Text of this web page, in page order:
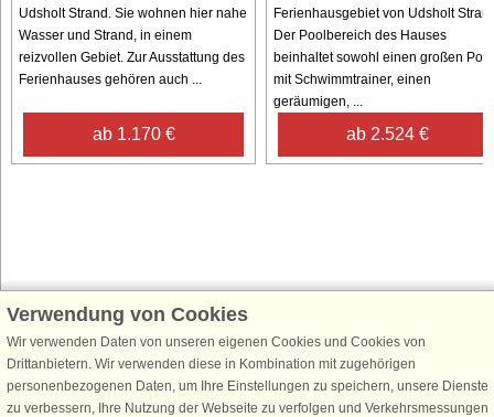
Udsholt Strand. Sie wohnen hier nahe
Wasser und Strand, in einem
reizvollen Gebiet. Zur Ausstattung des
Ferienhauses gehören auch ...
ab 1.170 €
Ferienhausgebiet von Udsholt
Der Poolbereich des Hauses
beinhaltet sowohl einen großen Pool
mit Schwimmtrainer, einen
geräumigen, ...
ab 2.524 €
Schließen Sie sich 100.000 Ferienhaus-Fans an
Erhalten Sie einenWillkommensgutschein von 25 € für Ihren nächsten
Ferienhausurlaub - melden Sie sich einfach für den DanCenter Newsletter
an. Verpassen Sie nie wieder exklusive Angebote, Gewinnspiele und
Verwendung von Cookies
Wir verwenden Daten von unseren eigenen Cookies und Cookies von
Drittanbietern. Wir verwenden diese in Kombination mit zugehörigen
personenbezogenen Daten, um Ihre Einstellungen zu speichern, unsere Dienste
zu verbessern, Ihre Nutzung der Webseite zu verfolgen und Verkehrsmessungen